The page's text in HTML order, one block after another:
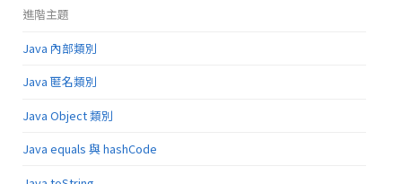
進階主題
Java 內部類別
Java 匿名類別
Java Object 類別
Java equals 與 hashCode